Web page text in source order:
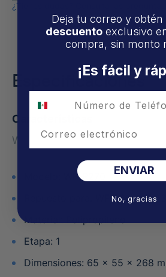
¿Tienes dudas? Consulta las preguntas
Especificaciones
Características
WF-R270
Modelo: WF-R270
Repuesto para: WF-220, WF-
Material: Polipropileno
Etapa: 1
Dimensiones: 65 x 55 x 268
Deja tu correo y obtén
descuentoexclusivo
compra, sin monto
¡Es fácil y
ENVIAR
No, gracias